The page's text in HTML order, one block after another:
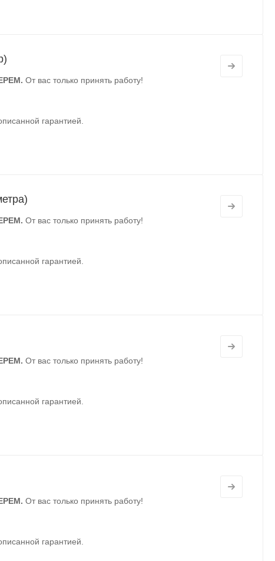
От вас только принять работу!
гарантией.
От вас только принять работу!
гарантией.
От вас только принять работу!
гарантией.
От вас только принять работу!
гарантией.